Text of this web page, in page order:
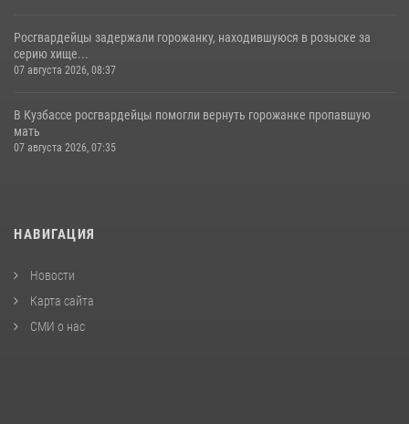
Росгвардейцы задержали горожанку, находившуюся в розыске за
серию хище...
07 августа 2026, 08:37
В Кузбассе росгвардейцы помогли вернуть горожанке пропавшую
мать
07 августа 2026, 07:35
НАВИГАЦИЯ
Новости
Карта сайта
СМИ о нас